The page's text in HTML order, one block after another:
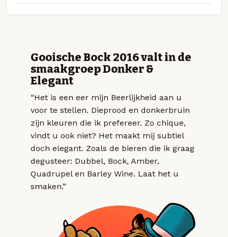
Gooische Bock 2016 valt in de
smaakgroep Donker &
Elegant
“Het is een eer mijn Beerlijkheid aan u
voor te stellen. Dieprood en donkerbruin
zijn kleuren die ik prefereer. Zo chique,
vindt u ook niet? Het maakt mij subtiel
doch elegant. Zoals de bieren die ik graag
degusteer: Dubbel, Bock, Amber,
Quadrupel en Barley Wine. Laat het u
smaken.”